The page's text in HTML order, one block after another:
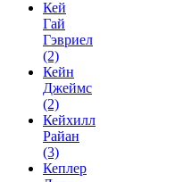
Кей
Гай
Гэвриел
(2)
Кейн
Джеймс
(2)
Кейхилл
Райан
(3)
Кеплер